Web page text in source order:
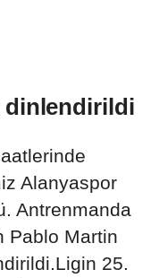
dinlendirildi
Alanyaspor
Antrenmanda
Pablo Martin
25.